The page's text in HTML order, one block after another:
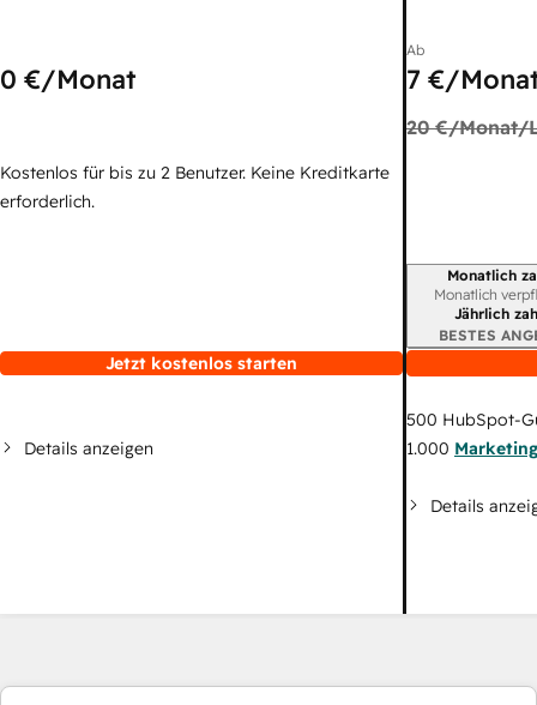
0 €/Monat
Kostenlos für bis zu 2 Benutzer. Keine Kreditkarte
erforderlich.
Jetzt kostenlos starten
Details anzeigen
Ab
7 €/
20 €/Monat/
Monatlich
Monatlich
Jährlich
BESTES
500 HubSpot-
1.000
Details